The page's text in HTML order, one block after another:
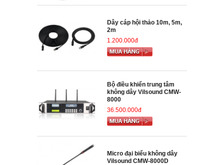
Dây cáp hội thảo 10m, 5m,
2m
1.200.000đ
Bộ điều khiển trung tâm
không dây Vilsound CMW-
8000
36.500.000đ
Micro đại biểu không dây
Vilsound CMW-8000D